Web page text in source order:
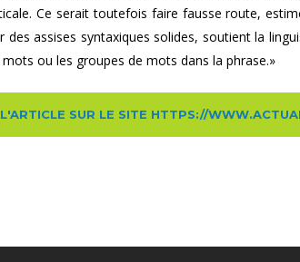
Ce serait toutefois faire fausse route,
des assises syntaxiques solides, soutient la
ou les groupes de mots dans la phrase.»
SUR LE SITE HTTPS://